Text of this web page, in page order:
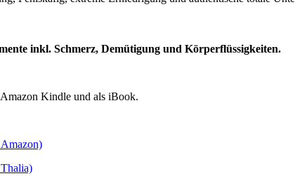
inkl. Schmerz, Demütigung und Körperflüssigkeiten.
Kindle und als iBook.